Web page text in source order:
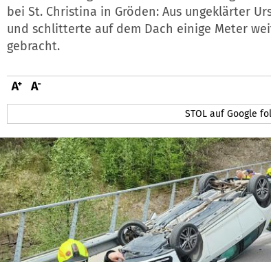
bei St. Christina in Gröden: Aus ungeklärter
und schlitterte auf dem Dach einige Meter
gebracht.
STOL auf Google